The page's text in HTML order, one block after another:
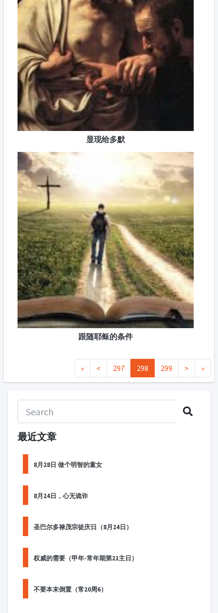
显现给多默
跟随耶稣的条件
« < 297 298 299 > »
最近文章
8月28日 做个明智的童女
8月24日，心无诡诈
圣巴尔多禄茂宗徒庆日（8月24日）
权威的需要（甲年-常年期第21主日）
不要本末倒置（常20周6）